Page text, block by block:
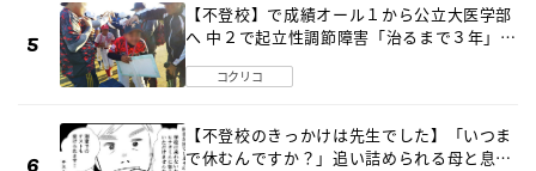
【不登校】で成績オール１から公立大医学部
へ 中２で起立性調節障害「治るまで３年」の
コクリコ
【不登校のきっかけは先生でした】「いつま
で休むんですか？」追い詰められる母と息子